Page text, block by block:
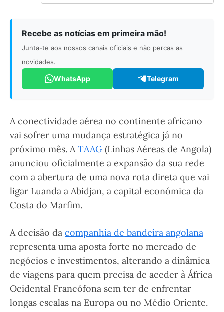
Recebe as notícias em primeira mão!
Junta-te aos nossos canais oficiais e não percas as
novidades.
WhatsApp Telegram
A conectividade aérea no continente africano
vai sofrer uma mudança estratégica já no
próximo mês. ATAAG (Linhas Aéreas de Angola)
anunciou oficialmente a expansão da sua rede
com a abertura de uma nova rota direta que vai
ligar Luanda a Abidjan, a capital económica da
Costa do Marfim.
A decisão da companhia de bandeira angolana
representa uma aposta forte no mercado de
negócios e investimentos, alterando a dinâmica
de viagens para quem precisa de aceder à África
Ocidental Francófona sem ter de enfrentar
longas escalas na Europa ou no Médio Oriente.